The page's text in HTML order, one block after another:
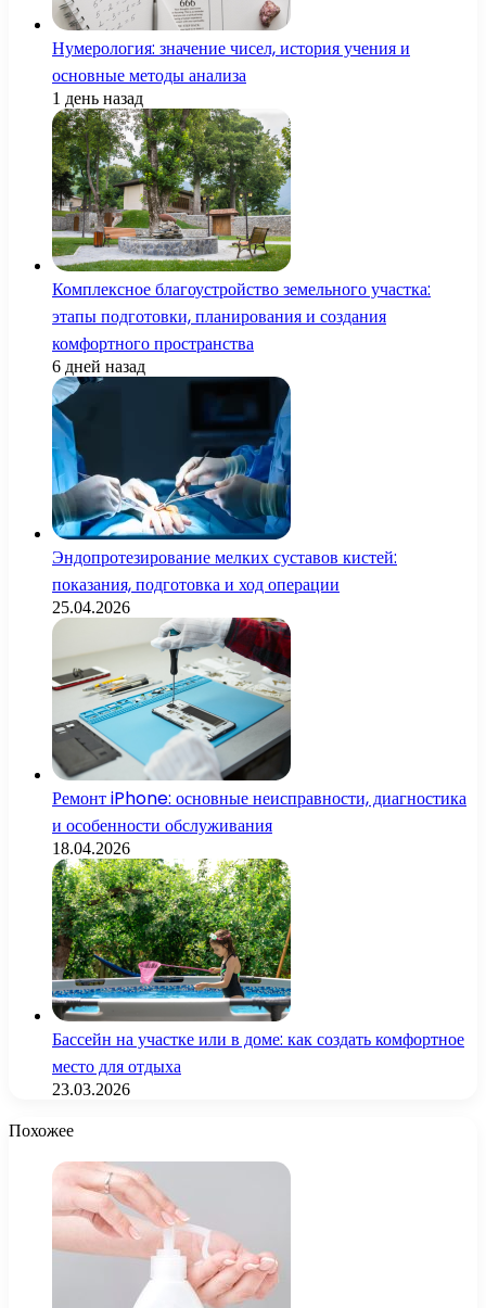
Нумерология: значение чисел, история учения и
основные методы анализа
1 день назад
Комплексное благоустройство земельного участка:
этапы подготовки, планирования и создания
комфортного пространства
6 дней назад
Эндопротезирование мелких суставов кистей:
показания, подготовка и ход операции
25.04.2026
Ремонт iPhone: основные неисправности, диагностика
и особенности обслуживания
18.04.2026
Бассейн на участке или в доме: как создать комфортное
место для отдыха
23.03.2026
Похожее